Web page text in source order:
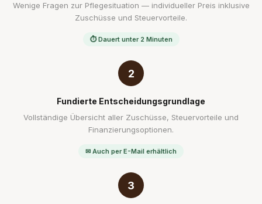
Wenige Fragen zur Pflegesituation — individueller Preis inklusive
Zuschüsse und Steuervorteile.
⏱ Dauert unter 2 Minuten
2
Fundierte Entscheidungsgrundlage
Vollständige Übersicht aller Zuschüsse, Steuervorteile und
Finanzierungsoptionen.
✉ Auch per E-Mail erhältlich
3